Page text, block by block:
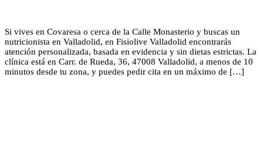
Si vives en Covaresa o cerca de la Calle Monasterio y buscas un
nutricionista en Valladolid, en Fisiolive Valladolid encontrarás
atención personalizada, basada en evidencia y sin dietas estrictas. La
clínica está en Carr. de Rueda, 36, 47008 Valladolid, a menos de 10
minutos desde tu zona, y puedes pedir cita en un máximo de […]